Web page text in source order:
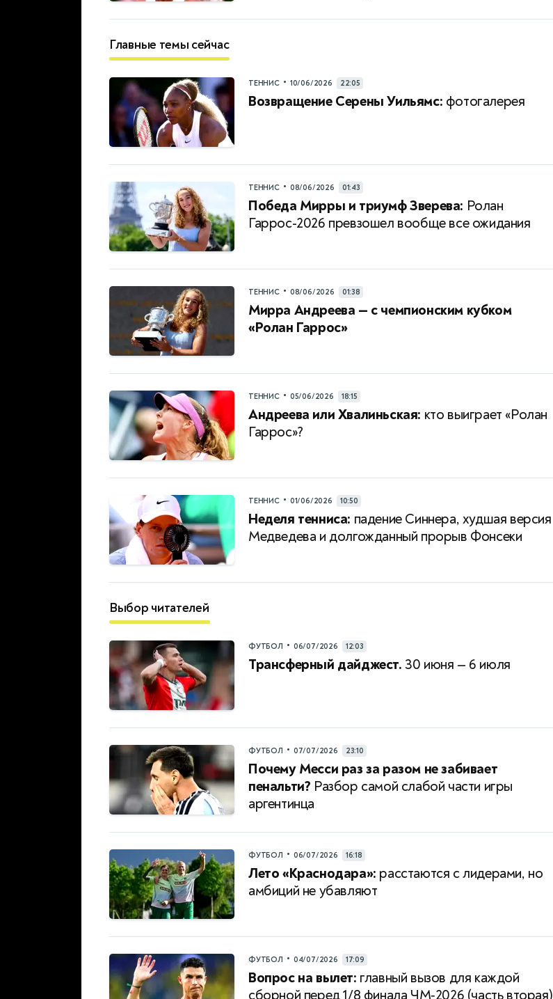
Главные темы сейчас
ТЕННИС • 10/06/2026 22:05
Возвращение Серены Уильямс: фотогалерея
ТЕННИС • 08/06/2026 01:43
Победа Мирры и триумф Зверева: Ролан
Гаррос-2026 превзошел вообще все ожидания
ТЕННИС • 08/06/2026 01:38
Мирра Андреева — с чемпионским кубком
«Ролан Гаррос»
ТЕННИС • 05/06/2026 18:15
Андреева или Хвалиньская: кто выиграет «Ролан
Гаррос»?
ТЕННИС • 01/06/2026 10:50
Неделя тенниса: падение Синнера, худшая версия
Медведева и долгожданный прорыв Фонсеки
Выбор читателей
ФУТБОЛ • 06/07/2026 12:03
Трансферный дайджест. 30 июня — 6 июля
ФУТБОЛ • 07/07/2026 23:10
Почему Месси раз за разом не забивает
пенальти? Разбор самой слабой части игры
аргентинца
ФУТБОЛ • 06/07/2026 16:18
Лето «Краснодара»: расстаются с лидерами, но
амбиций не убавляют
ФУТБОЛ • 04/07/2026 17:09
Вопрос на вылет: главный вызов для каждой
сборной перед 1/8 финала ЧМ‑2026 (часть вторая)